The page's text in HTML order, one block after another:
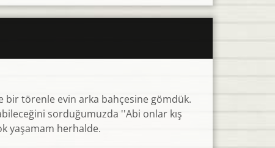
bir törenle evin arka bahçesine gömdük.
sorduğumuzda ''Abi onlar kış
yaşamam herhalde.